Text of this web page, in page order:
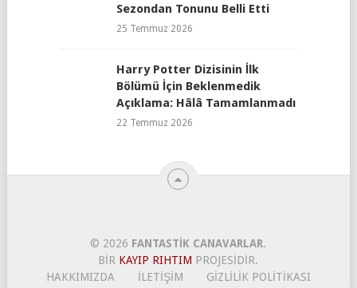
Sezondan Tonunu Belli Etti
25 Temmuz 2026
Harry Potter Dizisinin İlk
Bölümü İçin Beklenmedik
Açıklama: Hâlâ Tamamlanmadı
22 Temmuz 2026
© 2026 FANTASTIK CANAVARLAR.
BIR KAYIP RIHTIM PROJESIDIR.
HAKKIMIZDA
İLETIŞIM GIZLILIK POLITIKASI